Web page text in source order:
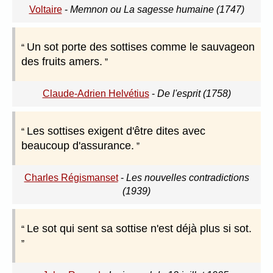
Voltaire- Memnon ou La sagesse humaine (1747)
Un sot porte des sottises comme le sauvageon
des fruits amers.
Claude-Adrien Helvétius- De l'esprit (1758)
Les sottises exigent d'être dites avec
beaucoup d'assurance.
Charles Régismanset- Les nouvelles contradictions
(1939)
Le sot qui sent sa sottise n'est déjà plus si sot.